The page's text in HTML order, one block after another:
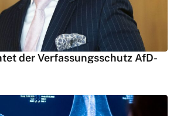
der Verfassungsschutz AfD-